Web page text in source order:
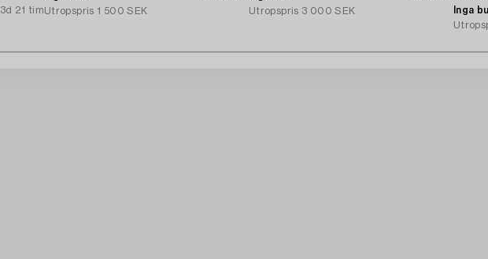
3d 21 tim Utropspris 1 500 SEK
Utropspris 3 000 SEK
Inga